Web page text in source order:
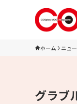
ホーム ニュ
グラブ